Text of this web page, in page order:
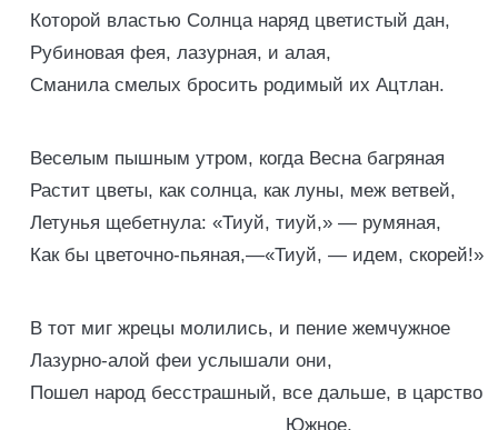
Которой властью Солнца наряд цветистый дан,
Рубиновая фея, лазурная, и алая,
Сманила смелых бросить родимый их Ацтлан.
Веселым пышным утром, когда Весна багряная
Растит цветы, как солнца, как луны, меж ветвей,
Летунья щебетнула: «Тиуй, тиуй,» — румяная,
Как бы цветочно-пьяная,—«Тиуй, — идем, скорей!»
В тот миг жрецы молились, и пение жемчужное
Лазурно-алой феи услышали они,
Пошел народ бесстрашный, все дальше, в царство
Южное,